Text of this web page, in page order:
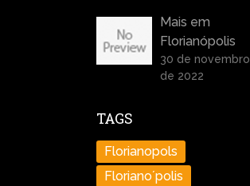
Mais em
Florianópolis
30 de novembro
de 2022
TAGS
Florianopols
Floriano´polis